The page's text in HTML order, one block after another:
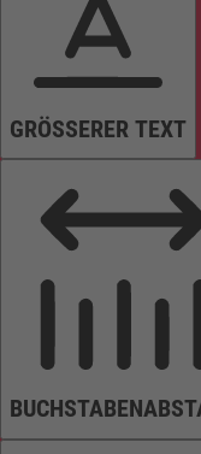
GRÖSSERER TEXT